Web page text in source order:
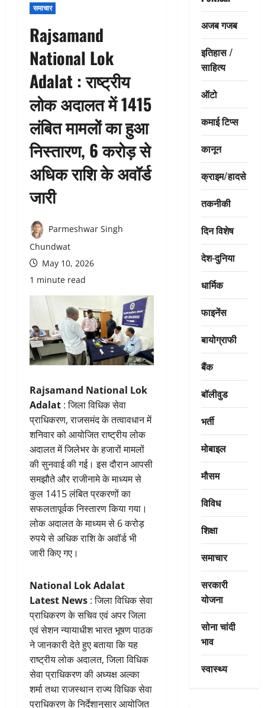
समाचार
Rajsamand
National Lok
Adalat : राष्ट्रीय
लोक अदालत में 1415
लंबित मामलों का हुआ
निस्तारण, 6 करोड़ से
अधिक राशि के अवॉर्ड
जारी
Parmeshwar Singh
Chundwat
May 10, 2026
1 minute read
Rajsamand National Lok
Adalat : जिला विधिक सेवा
प्राधिकरण, राजसमंद के तत्वावधान में
शनिवार को आयोजित राष्ट्रीय लोक
अदालत में जिलेभर के हजारों मामलों
की सुनवाई की गई। इस दौरान आपसी
समझौते और राजीनामे के माध्यम से
कुल 1415 लंबित प्रकरणों का
सफलतापूर्वक निस्तारण किया गया।
लोक अदालत के माध्यम से 6 करोड़
रुपये से अधिक राशि के अवॉर्ड भी
जारी किए गए।
National Lok Adalat
Latest News : जिला विधिक सेवा
प्राधिकरण के सचिव एवं अपर जिला
एवं सेशन न्यायाधीश भारत भूषण पाठक
ने जानकारी देते हुए बताया कि यह
राष्ट्रीय लोक अदालत, जिला विधिक
सेवा प्राधिकरण की अध्यक्ष अल्का
शर्मा तथा राजस्थान राज्य विधिक सेवा
प्राधिकरण के निर्देशानुसार आयोजित
अजब गजब
इतिहास /
साहित्य
ऑटो
कमाई टिप्स
कानून
क्राइम/हादसे
तकनीकी
दिन विशेष
देश-दुनिया
धार्मिक
फाइनेंस
बायोग्राफी
बैंक
बॉलीवुड
भर्ती
मोबाइल
मौसम
विविध
शिक्षा
समाचार
सरकारी
योजना
सोना चांदी
भाव
स्वास्थ्य